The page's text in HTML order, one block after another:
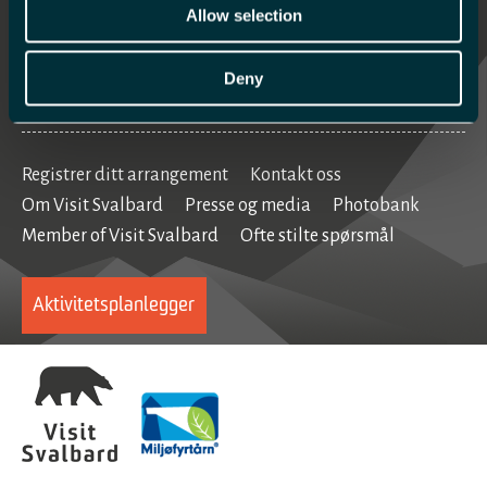
Allow selection
Deny
Se og gjøre
Home
Registrer ditt arrangement
Kontakt oss
Om Visit Svalbard
Presse og media
Photobank
Member of Visit Svalbard
Ofte stilte spørsmål
Aktivitetsplanlegger